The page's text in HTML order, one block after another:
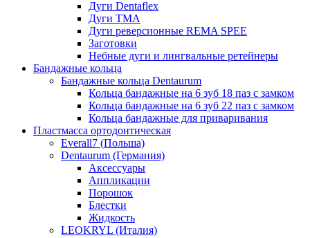
Дуги Dentaflex
Дуги ТМА
Дуги реверсионные REMA SPEE
Заготовки
Небные дуги и лингвальные ретейнеры
Бандажные кольца
Бандажные кольца Dentaurum
Кольца бандажные на 6 зуб 18 паз с замком
Кольца бандажные на 6 зуб 22 паз с замком
Кольца бандажные для приваривания
Пластмасса ортодонтическая
Everall7 (Польша)
Dentaurum (Германия)
Аксессуары
Аппликации
Порошок
Блестки
Жидкость
LEOKRYL (Италия)